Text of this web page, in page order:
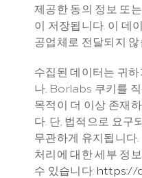
제공한 동의 정보 또
이 저장됩니다. 이
공업체로 전달되지 않
수집된 데이터는 귀
나, Borlabs 쿠키를
목적이 더 이상 존재
다. 단, 법적으로 요구
무관하게 유지됩니
처리에 대한 세부 정
수 있습니다: https://